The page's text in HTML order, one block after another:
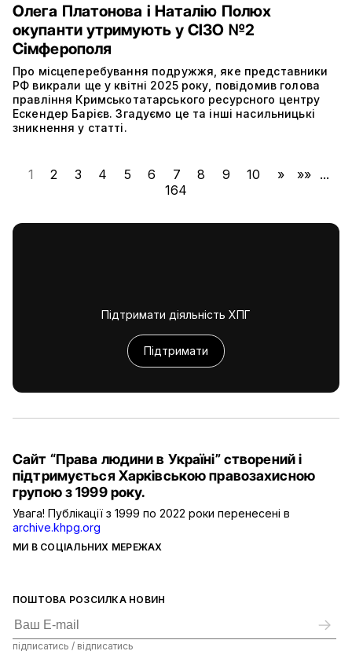
Олега Платонова і Наталію Полюх
окупанти утримують у СІЗО №2
Сімферополя
Про місцеперебування подружжя, яке представники
РФ викрали ще у квітні 2025 року, повідомив голова
правління Кримськотатарського ресурсного центру
Ескендер Барієв. Згадуємо це та інші насильницькі
зникнення у статті.
1 2 3 4 5 6 7 8 9 10 » »» ...
164
Підтримати діяльність ХПГ
Підтримати
ПОШТОВА РОЗСИЛКА НОВИН
підписатись / відписатись
МИ В СОЦІАЛЬНИХ МЕРЕЖАХ
Сайт “Права людини в Україні” створений і
підтримується Харківською правозахисною
групою з 1999 року.
Увага! Публікації з 1999 по 2022 роки перенесені в
archive.khpg.org